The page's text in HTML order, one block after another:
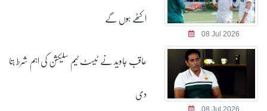
08 Jul 2026
اکٹھے ہوں گے
08 Jul 2026
عاقب جاوید نے ٹیسٹ ٹیم سلیکشن کی اہم شرط بتا
دی